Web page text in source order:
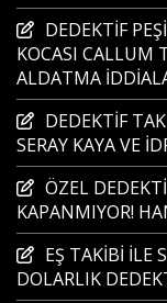
DEDEKTİF
KOCASI CALLUM
ALDATMA
DEDEKTİF
SERAY KAYA VE
ÖZEL
KAPANMIYOR!
EŞ TAKİBİ İLE
DOLARLIK